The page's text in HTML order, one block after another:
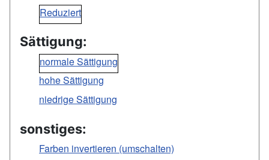
Reduziert
Sättigung:
normale Sättigung
hohe Sättigung
niedrige Sättigung
sonstiges:
Farben invertieren (umschalten)